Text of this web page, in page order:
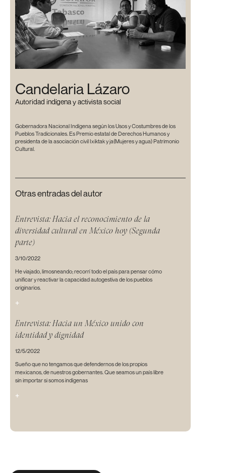
Candelaria Lázaro
Autoridad indígena y activista social
Gobernadora Nacional Indígena según los Usos y Costumbres de los
Pueblos Tradicionales. Es Premio estatal de Derechos Humanos y
presidenta de la asociación civil Ixiktak y ja(Mujeres y agua) Patrimonio
Cultural.
Otras entradas del autor
Entrevista: Hacia el reconocimiento de la
diversidad cultural en México hoy (Segunda
parte)
3/10/2022
He viajado, limosneando; recorrí todo el país para pensar cómo
unificar y reactivar la capacidad autogestiva de los pueblos
originarios.
+
Entrevista: Hacia un México unido con
identidad y dignidad
12/5/2022
Sueño que no tengamos que defendernos de los propios
mexicanos, de nuestros gobernantes. Que seamos un país libre
sin importar si somos indígenas
+